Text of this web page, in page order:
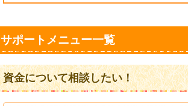
サポートメニュー一覧
資金について相談したい！